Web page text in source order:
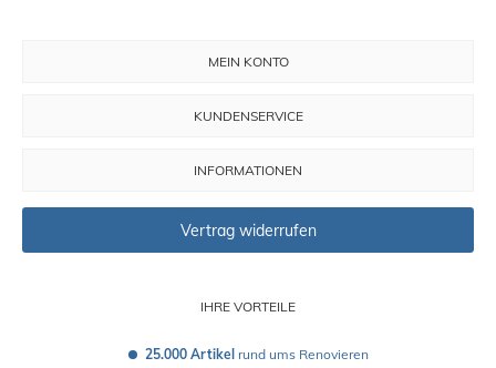
IHRE VORTEILE
25.000 Artikel rund ums Renovieren
MEIN KONTO
KUNDENSERVICE
INFORMATIONEN
Vertrag widerrufen